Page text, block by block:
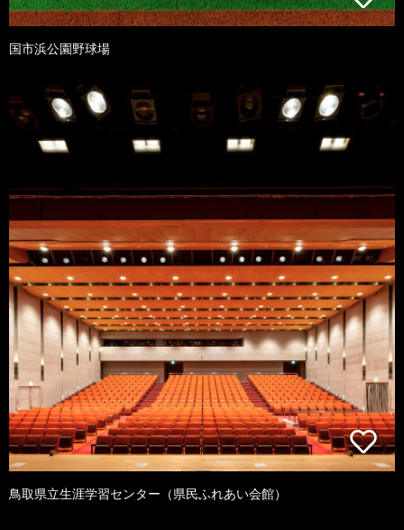
国市浜公園野球場
鳥取県立生涯学習センター（県民ふれあい会館）